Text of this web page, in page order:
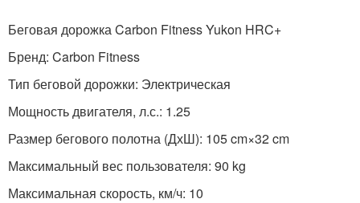
Беговая дорожка Carbon Fitness Yukon HRC+
Бренд: Carbon Fitness
Тип беговой дорожки: Электрическая
Мощность двигателя, л.с.: 1.25
Размер бегового полотна (ДхШ): 105 cm×32 cm
Максимальный вес пользователя: 90 kg
Максимальная скорость, км/ч: 10